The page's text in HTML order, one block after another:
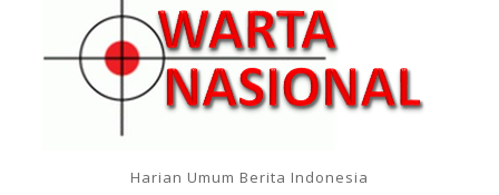
Harian Umum Berita Indonesia